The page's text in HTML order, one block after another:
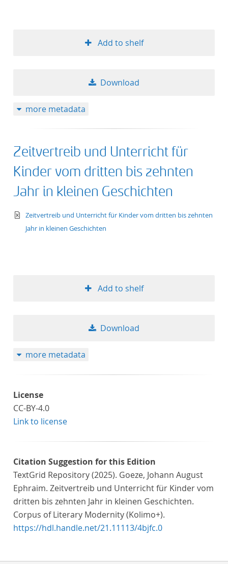
Add to shelf
Download
more metadata
Zeitvertreib und Unterricht für
Kinder vom dritten bis zehnten
Jahr in kleinen Geschichten
text/xml
Zeitvertreib und Unterricht für Kinder vom dritten bis zehnten
Jahr in kleinen Geschichten
Add to shelf
Download
more metadata
License
CC-BY-4.0
Link to license
Citation Suggestion for this Edition
TextGrid Repository (2025). Goeze, Johann August
Ephraim. Zeitvertreib und Unterricht für Kinder vom
dritten bis zehnten Jahr in kleinen Geschichten.
Corpus of Literary Modernity (Kolimo+).
https://hdl.handle.net/21.11113/4bjfc.0